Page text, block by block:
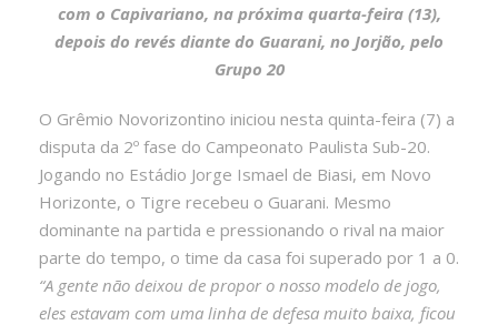
com o Capivariano, na próxima quarta-feira (13),
depois do revés diante do Guarani, no Jorjão, pelo
Grupo 20
O Grêmio Novorizontino iniciou nesta quinta-feira (7) a
disputa da 2º fase do Campeonato Paulista Sub-20.
Jogando no Estádio Jorge Ismael de Biasi, em Novo
Horizonte, o Tigre recebeu o Guarani. Mesmo
dominante na partida e pressionando o rival na maior
parte do tempo, o time da casa foi superado por 1 a 0.
“A gente não deixou de propor o nosso modelo de jogo,
eles estavam com uma linha de defesa muito baixa, ficou